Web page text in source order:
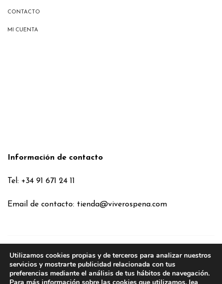
CONTACTO
MI CUENTA
Información de contacto
Tel: +34 91 671 24 11
Email de contacto: tienda@viverospena.com
Condiciones generales
Aviso legal
Utilizamos cookies propias y de terceros para analizar nuestros
servicios y mostrarte publicidad relacionada con tus
preferencias mediante el análisis de tus hábitos de navegación.